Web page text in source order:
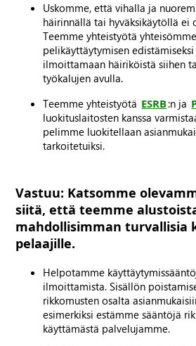
Uskomme, että vihalla ja
häirinnällä tai hyväksikäytöllä ei
Teemme yhteistyötä
pelikäyttäytymisen
ilmoittamaan häiriköistä siihen
työkalujen avulla.
Teemme yhteistyötä ESRB:n ja
luokituslaitosten kanssa
pelimme luokitellaan
tarkoitetuiksi.
Vastuu: Katsomme
siitä, että teemme
mahdollisimman turvallisia
pelaajille.
Helpotamme
ilmoittamista. Sisällön
rikkomusten osalta
esimerkiksi estämme sääntöjä
käyttämästä palvelujamme.